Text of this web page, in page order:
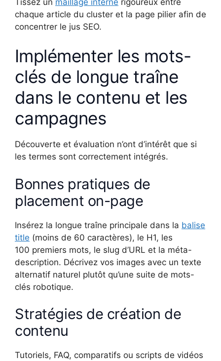
chaque article du cluster et la page pilier afin de
concentrer le jus SEO.
Implémenter les mots-
clés de longue traîne
dans le contenu et les
campagnes
Découverte et évaluation n’ont d’intérêt que si
les termes sont correctement intégrés.
Bonnes pratiques de
placement on-page
Insérez la longue traîne principale dans la balise
title (moins de 60 caractères), le H1, les
100 premiers mots, le slug d’URL et la méta-
description. Décrivez vos images avec un texte
alternatif naturel plutôt qu’une suite de mots-
clés robotique.
Stratégies de création de
contenu
Tutoriels, FAQ, comparatifs ou scripts de vidéos